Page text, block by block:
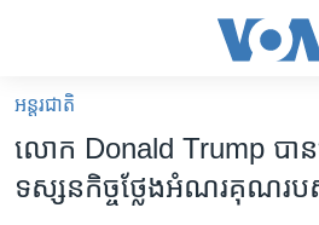
គេហទំព័រ​
ទាក់ទង
និង​
អន្តរជាតិ
លោក Donald Trump បា
ទស្សនកិច្ច​ថ្លែង​អំណរ​គុណ​រ